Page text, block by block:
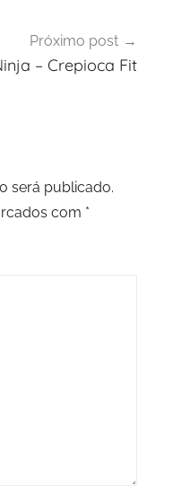
Próximo post
– Crepioca Fit
será publicado.
com *